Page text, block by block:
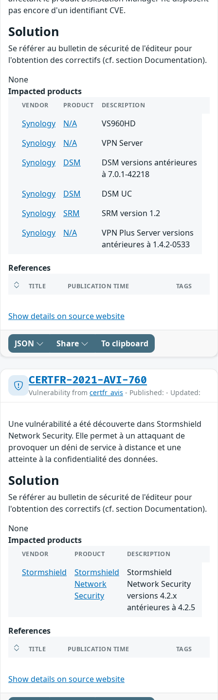
pas encore d'un identifiant CVE.
Solution
Se référer au bulletin de sécurité de l'éditeur pour
l'obtention des correctifs (cf. section Documentation).
None
Impacted products
VENDOR PRODUCT DESCRIPTION
Synology N/A
VS960HD
Synology
N/A
VPN Server
Synology
DSM
DSM versions antérieures
à 7.0.1-42218
Synology
DSM
DSM UC
Synology
SRM
SRM version 1.2
Synology
N/A
VPN Plus Server versions
antérieures à 1.4.2-0533
References
TITLE PUBLICATION TIME TAGS
Show details on source website
JSON Share To clipboard
CERTFR-2021-AVI-760
Vulnerability from certfr_avis - Published: - Updated:
Une vulnérabilité a été découverte dans Stormshield
Network Security. Elle permet à un attaquant de
provoquer un déni de service à distance et une
atteinte à la confidentialité des données.
Solution
Se référer au bulletin de sécurité de l'éditeur pour
l'obtention des correctifs (cf. section Documentation).
None
Impacted products
VENDOR PRODUCT DESCRIPTION
Stormshield
Stormshield
Network
Security
Stormshield
Network Security
versions 4.2.x
antérieures à 4.2.5
References
TITLE PUBLICATION TIME TAGS
Show details on source website